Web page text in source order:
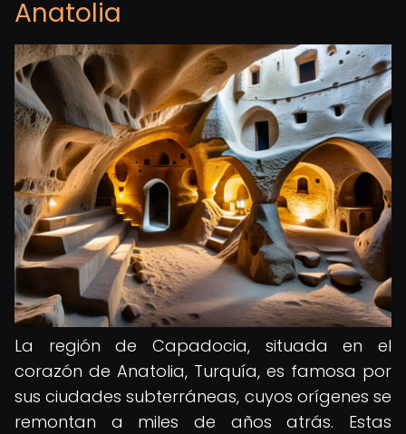
Anatolia
La región de Capadocia, situada en el
corazón de Anatolia, Turquía, es famosa por
sus ciudades subterráneas, cuyos orígenes se
remontan a miles de años atrás. Estas